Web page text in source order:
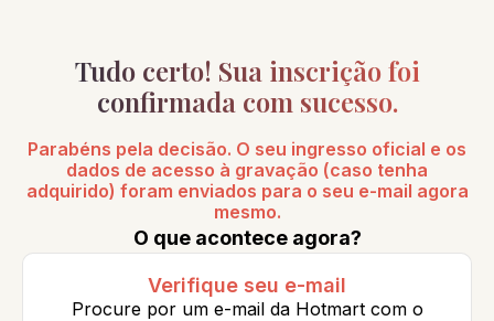
Tudo certo! Sua inscrição foi
confirmada com sucesso.
Parabéns pela decisão. O seu ingresso oficial e os
dados de acesso à gravação (caso tenha
adquirido) foram enviados para o seu e-mail agora
mesmo.
O que acontece agora?
Verifique seu e-mail
Procure por um e-mail da Hotmart com o